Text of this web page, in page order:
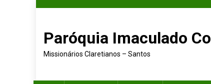
Paróquia Imaculado
Missionários Claretianos – Santos